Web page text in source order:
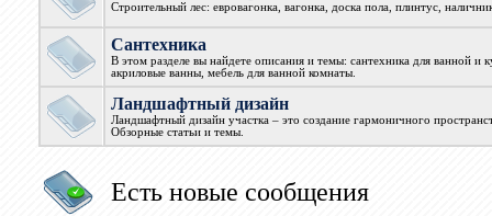
Строительный лес: евровагонка, вагонка, доска пола, плинтус,
Сантехника
В этом разделе вы найдете описания и темы: сантехника для ванной и
акриловые ванны, мебель для ванной комнаты.
Ландшафтный дизайн
Ландшафтный дизайн участка – это создание гармоничного
Обзорные статьи и темы.
Есть новые сообщения